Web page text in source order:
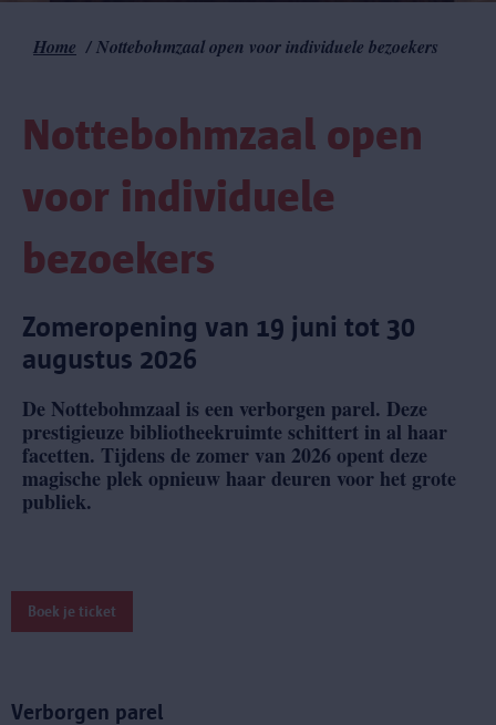
Kruimelpad
Home Nottebohmzaal open voor individuele bezoekers
Nottebohmzaal open
voor individuele
bezoekers
Zomeropening van 19 juni tot 30
augustus 2026
De Nottebohmzaal is een verborgen parel. Deze
prestigieuze bibliotheekruimte schittert in al haar
facetten. Tijdens de zomer van 2026 opent deze
magische plek opnieuw haar deuren voor het grote
publiek.
Boek je ticket
Verborgen parel